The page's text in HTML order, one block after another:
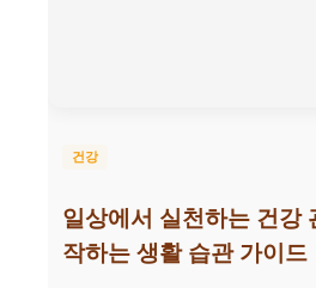
건강
일상에서 실천하는 건강
작하는 생활 습관 가이드